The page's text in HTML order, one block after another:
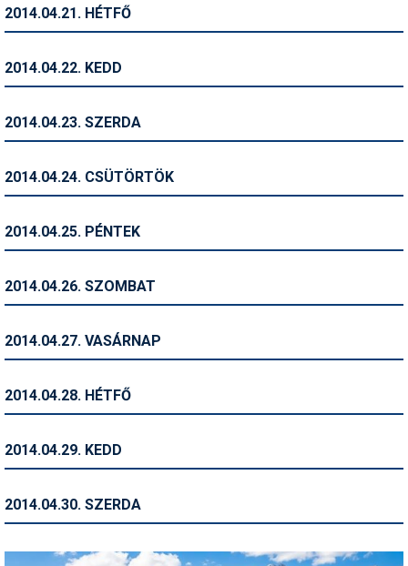
Szakértők
Telemark
Történelem
Utazási tippek
2014.04.21. HÉTFŐ
2014.04.22. KEDD
2014.04.23. SZERDA
2014.04.24. CSÜTÖRTÖK
2014.04.25. PÉNTEK
2014.04.26. SZOMBAT
2014.04.27. VASÁRNAP
2014.04.28. HÉTFŐ
2014.04.29. KEDD
2014.04.30. SZERDA